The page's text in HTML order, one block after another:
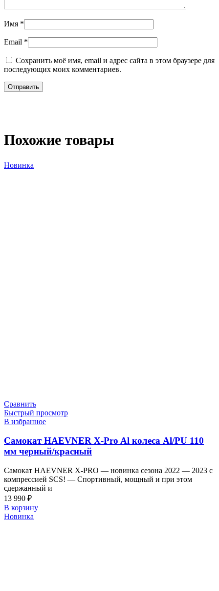
Имя *
Email *
Сохранить моё имя, email и адрес сайта в этом браузере для
последующих моих комментариев.
Похожие товары
Новинка
Сравнить
Быстрый просмотр
В избранное
Самокат HAEVNER X-Pro Al колеса Al/PU 110
мм черный/красный
Самокат HAEVNER X-PRO — новинка сезона 2022 — 2023 с
компрессией SСS! — Спортивный, мощный и при этом
сдержанный и
13 990 ₽
В корзину
Новинка